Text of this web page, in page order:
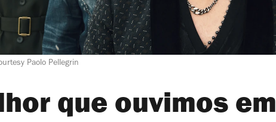
Paolo Pellegrin
que ouvimos em